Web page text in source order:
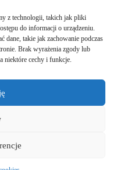
z technologii, takich jak pliki
do informacji o urządzeniu.
dane, takie jak zachowanie podczas
Brak wyrażenia zgody lub
niektóre cechy i funkcje.
serii. Tym
ale i solidną
Oto kilku
którzy dominują